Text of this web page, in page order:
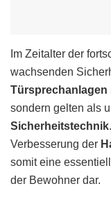
Im Zeitalter der
wachsenden
Türsprechanlagen
sondern gelten als
Sicherheitstechnik
Verbesserung der
somit eine
der Bewohner dar.